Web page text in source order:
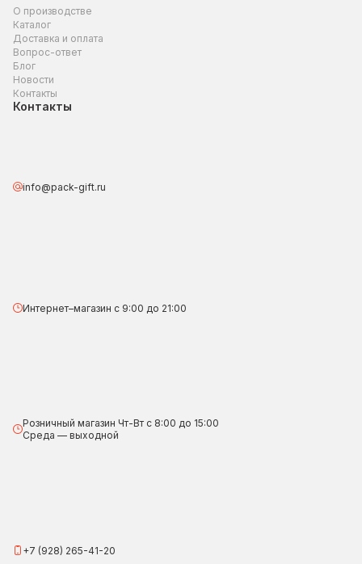
О производстве
Каталог
Доставка и оплата
Вопрос-ответ
Блог
Новости
Контакты
Контакты
info@pack-gift.ru
Интернет–магазин с 9:00 до 21:00
Розничный магазин Чт-Вт с 8:00 до 15:00
Среда — выходной
+7 (928) 265-41-20